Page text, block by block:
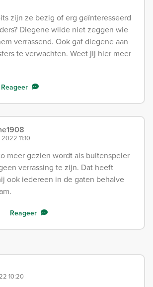
zijn ze bezig of erg geïnteresseerd
Diegene wilde niet zeggen wie
verrassend. Ook gaf diegene aan
te verwachten. Weet jij hier meer
Reageer
11:10
meer gezien wordt als buitenspeler
verrassing te zijn. Dat heeft
ook iedereen in de gaten behalve
Reageer
10:20